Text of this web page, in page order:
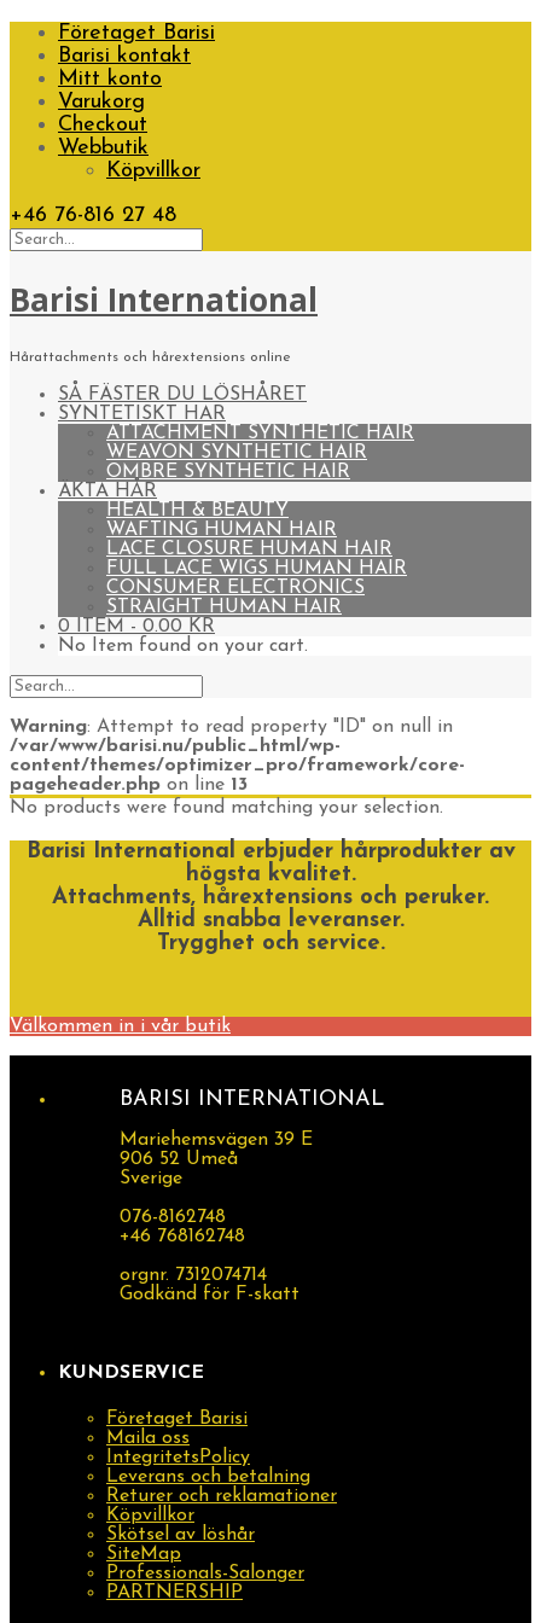
Företaget Barisi
Barisi kontakt
Mitt konto
Varukorg
Checkout
Webbutik
Köpvillkor
+46 76-816 27 48
Barisi International
Hårattachments och hårextensions online
SÅ FÄSTER DU LÖSHÅRET
SYNTETISKT HAR
ATTACHMENT SYNTHETIC HAIR
WEAVON SYNTHETIC HAIR
OMBRE SYNTHETIC HAIR
ÄKTA HÅR
HEALTH & BEAUTY
WAFTING HUMAN HAIR
LACE CLOSURE HUMAN HAIR
FULL LACE WIGS HUMAN HAIR
CONSUMER ELECTRONICS
STRAIGHT HUMAN HAIR
0 ITEM - 0.00 KR
No Item found on your cart.
Warning: Attempt to read property "ID" on null in
/var/www/barisi.nu/public_html/wp-
content/themes/optimizer_pro/framework/core-
pageheader.php on line 13
No products were found matching your selection.
Barisi International erbjuder hårprodukter av
högsta kvalitet.
Attachments, hårextensions och peruker.
Alltid snabba leveranser.
Trygghet och service.
Välkommen in i vår butik
BARISI INTERNATIONAL
Mariehemsvägen 39 E
906 52 Umeå
Sverige
076-8162748
+46 768162748
orgnr. 7312074714
Godkänd för F-skatt
KUNDSERVICE
Företaget Barisi
Maila oss
IntegritetsPolicy
Leverans och betalning
Returer och reklamationer
Köpvillkor
Skötsel av löshår
SiteMap
Professionals-Salonger
PARTNERSHIP